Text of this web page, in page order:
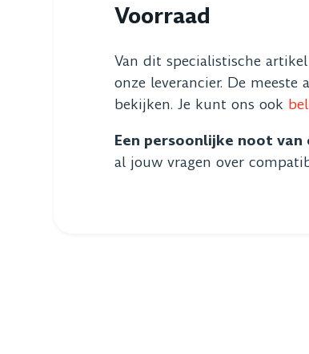
Voorraad
Van dit specialistische
onze leverancier. De
bekijken. Je kunt ons ook
Een persoonlijke noot van
al jouw vragen over